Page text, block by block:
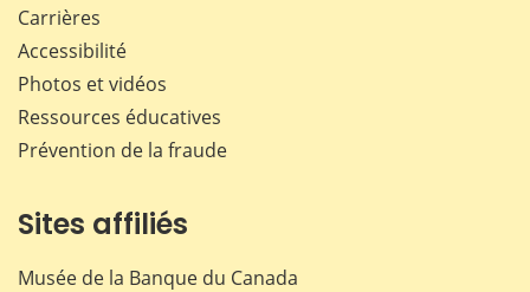
Carrières
Accessibilité
Photos et vidéos
Ressources éducatives
Prévention de la fraude
Sites affiliés
Musée de la Banque du Canada